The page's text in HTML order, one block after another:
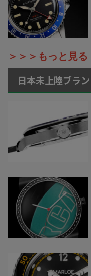
＞＞＞もっと見る
日本未上陸ブラ